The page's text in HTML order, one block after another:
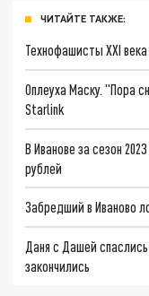
ЧИТАЙТЕ ТАКЖЕ:
Технофашисты XXI века
Оплеуха Маску. "Пора
Starlink
В Иванове за сезон
рублей
Забредший в Иваново
Даня с Дашей
закончились